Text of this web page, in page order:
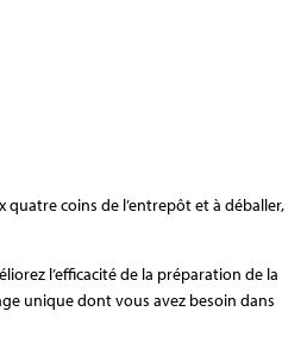
quatre coins de l’entrepôt et à déballer,
l’efficacité de la préparation de la
unique dont vous avez besoin dans